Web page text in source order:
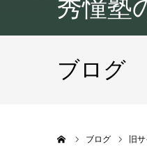
秀憧塾
ブログ
ブログ 旧